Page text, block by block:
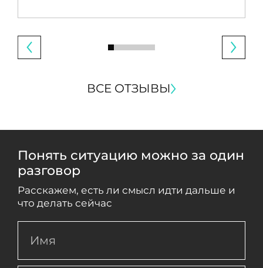
ВСЕ ОТЗЫВЫ
Понять ситуацию можно за один
разговор
Расскажем, есть ли смысл идти дальше и
что делать сейчас